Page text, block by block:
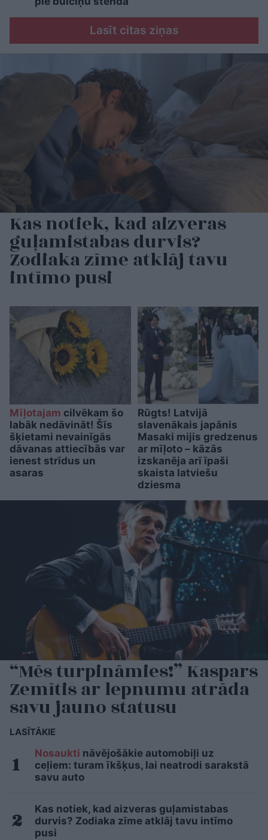
Lasīt citas ziņas
Kas notiek, kad aizveras
guļamistabas durvis?
Zodiaka zīme atklāj tavu
intīmo pusi
Mīļotajam cilvēkam šo
labāk nedāvināt! Šīs
šķietami nevainīgās
dāvanas attiecībās var
ienest strīdus un
asaras
Rūgts! Latvijā
slavenākais japānis
Masaki mijis gredzenus
ar mīļoto – kāzās
izskanēja arī īpaši
skaista latviešu
dziesma
“Mēs turpināmies!” Kaspars
Zemītis ar lepnumu atrāda
savu jauno statusu
LASĪTĀKIE
Nosaukti nāvējošākie automobiļi uz
ceļiem: turam īkšķus, lai neatrodi sarakstā
savu auto
Kas notiek, kad aizveras guļamistabas
durvis? Zodiaka zīme atklāj tavu intīmo
pusi